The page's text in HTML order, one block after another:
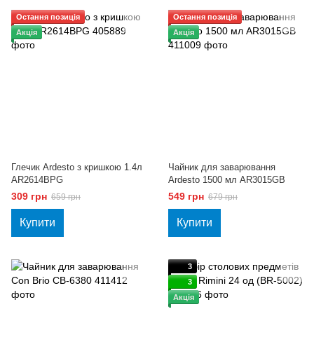
Остання позиція
Акція
Глечик Ardesto з кришкою 1.4л
AR2614BPG
309 грн 659 грн
Купити
Остання позиція
Акція
Чайник для заварювання
Ardesto 1500 мл AR3015GB
549 грн 679 грн
Купити
3
3
Акція